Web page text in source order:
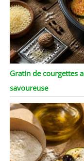
Gratin de courgettes
savoureuse